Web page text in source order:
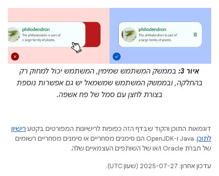
איור 3:
בממשק המשתמש שמימין, המשתמש יכול למחוק רק
בהחלקה, ובממשק המשתמש שמשמאל יש גם אפשרות נוספת
בצורת לחצן עם סמל של פח אשפה.
דוגמאות התוכן והקוד שבדף הזה כפופות לרישיונות המפורטים בקטע רישיון
לתוכן
.‏ Java ו-OpenJDK הם סימנים מסחריים או סימנים מסחריים רשומים
של חברת Oracle ו/או של השותפים העצמאיים שלה.
עדכון אחרון: 2025-07-27 (שעון UTC).